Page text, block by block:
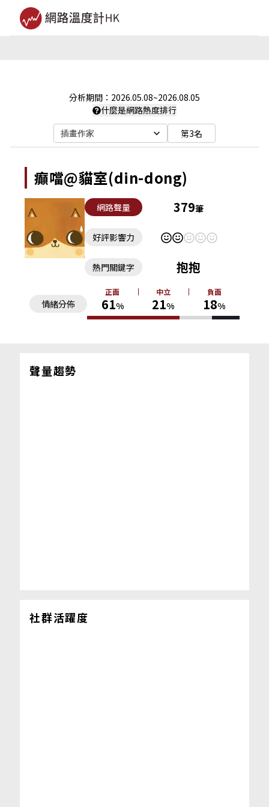
分析期間： 2026.05.08~2026.08.05
什麼是網路熱度排行
插畫作家 第3名
癲噹@貓室(din-dong)
網路聲量 379筆
好評影響力
情緒分佈
正面
61%
中立
21%
負面
18%
熱門關鍵字 抱抱
聲量趨勢
社群活躍度